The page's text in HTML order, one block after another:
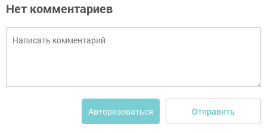
Нет комментариев
Авторизоваться Отправить